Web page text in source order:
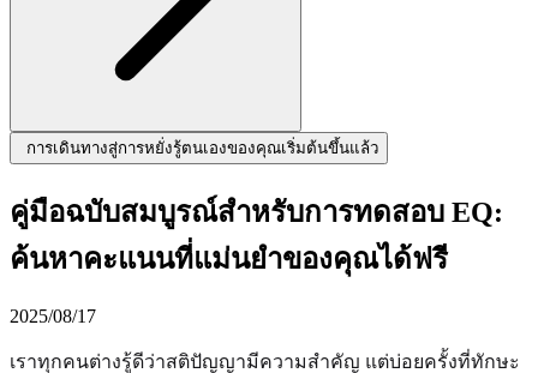
การเดินทางสู่การหยั่งรู้ตนเองของคุณเริ่มต้นขึ้นแล้ว
คู่มือฉบับสมบูรณ์สำหรับการทดสอบ EQ:
ค้นหาคะแนนที่แม่นยำของคุณได้ฟรี
2025/08/17
เราทุกคนต่างรู้ดีว่าสติปัญญามีความสำคัญ แต่บ่อยครั้งที่ทักษะ